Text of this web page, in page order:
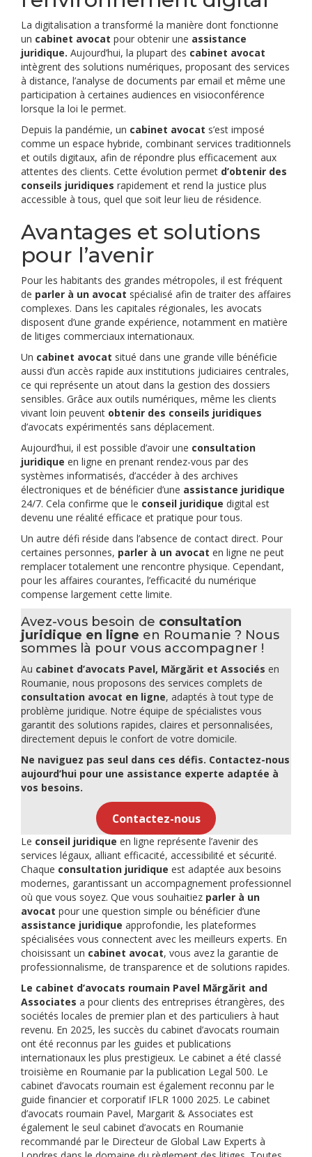
La digitalisation a transformé la manière dont fonctionne
un cabinet avocat pour obtenir une assistance
juridique. Aujourd’hui, la plupart des cabinet avocat
intègrent des solutions numériques, proposant des services
à distance, l’analyse de documents par email et même une
participation à certaines audiences en visioconférence
lorsque la loi le permet.
Depuis la pandémie, un cabinet avocat s’est imposé
comme un espace hybride, combinant services traditionnels
et outils digitaux, afin de répondre plus efficacement aux
attentes des clients. Cette évolution permet d’obtenir des
conseils juridiques rapidement et rend la justice plus
accessible à tous, quel que soit leur lieu de résidence.
Avantages et solutions
pour l’avenir
Pour les habitants des grandes métropoles, il est fréquent
de parler à un avocat spécialisé afin de traiter des affaires
complexes. Dans les capitales régionales, les avocats
disposent d’une grande expérience, notamment en matière
de litiges commerciaux internationaux.
Un cabinet avocat situé dans une grande ville bénéficie
aussi d’un accès rapide aux institutions judiciaires centrales,
ce qui représente un atout dans la gestion des dossiers
sensibles. Grâce aux outils numériques, même les clients
vivant loin peuvent obtenir des conseils juridiques
d’avocats expérimentés sans déplacement.
Aujourd’hui, il est possible d’avoir une consultation
juridique en ligne en prenant rendez-vous par des
systèmes informatisés, d’accéder à des archives
électroniques et de bénéficier d’une assistance juridique
24/7. Cela confirme que le conseil juridique digital est
devenu une réalité efficace et pratique pour tous.
Un autre défi réside dans l’absence de contact direct. Pour
certaines personnes, parler à un avocat en ligne ne peut
remplacer totalement une rencontre physique. Cependant,
pour les affaires courantes, l’efficacité du numérique
compense largement cette limite.
Avez-vous besoin de consultation
juridique en ligne en Roumanie ? Nous
sommes là pour vous accompagner !
Au cabinet d’avocats Pavel, Mărgărit et Associés en
Roumanie, nous proposons des services complets de
consultation avocat en ligne, adaptés à tout type de
problème juridique. Notre équipe de spécialistes vous
garantit des solutions rapides, claires et personnalisées,
directement depuis le confort de votre domicile.
Ne naviguez pas seul dans ces défis. Contactez-nous
aujourd’hui pour une assistance experte adaptée à
vos besoins.
Contactez-nous
Le conseil juridique en ligne représente l’avenir des
services légaux, alliant efficacité, accessibilité et sécurité.
Chaque consultation juridique est adaptée aux besoins
modernes, garantissant un accompagnement professionnel
où que vous soyez. Que vous souhaitiez parler à un
avocat pour une question simple ou bénéficier d’une
assistance juridique approfondie, les plateformes
spécialisées vous connectent avec les meilleurs experts. En
choisissant un cabinet avocat, vous avez la garantie de
professionnalisme, de transparence et de solutions rapides.
Le cabinet d’avocats roumain Pavel Mărgărit and
Associates a pour clients des entreprises étrangères, des
sociétés locales de premier plan et des particuliers à haut
revenu. En 2025, les succès du cabinet d’avocats roumain
ont été reconnus par les guides et publications
internationaux les plus prestigieux. Le cabinet a été classé
troisième en Roumanie par la publication Legal 500. Le
cabinet d’avocats roumain est également reconnu par le
guide financier et corporatif IFLR 1000 2025. Le cabinet
d’avocats roumain Pavel, Margarit & Associates est
également le seul cabinet d’avocats en Roumanie
recommandé par le Directeur de Global Law Experts à